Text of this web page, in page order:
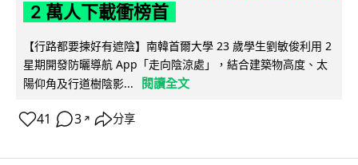
2 萬人下載衝榜首
【行路都要揀好有遮陰】南韓首爾大學 23 歲學生劉敏俊利用 2
星期開發防曬導航 App「走向陰涼處」，結合建築物高度、太
陽仰角及行道樹陰影...
閱讀全文
41 3 ↗ 分享